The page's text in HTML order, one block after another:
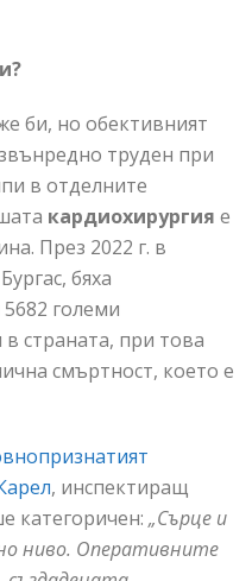
би, но обективният
труден при
в отделните
кардиохирургия е
През 2022 г. в
бяха
големи
страната, при това
смъртност, което е
, инспектиращ
категоричен: „Сърце и
ниво. Оперативните